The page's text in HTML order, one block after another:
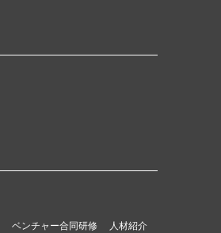
ベンチャー合同研修
人材紹介